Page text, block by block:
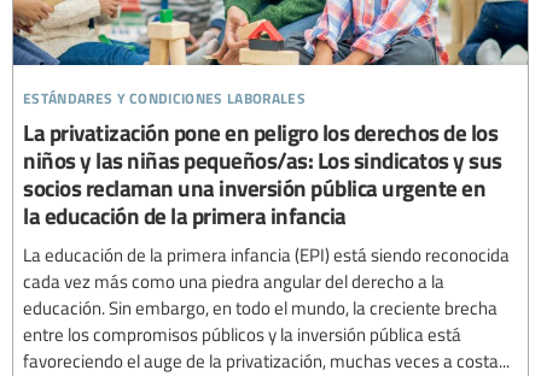
estándares y condiciones laborales
La privatización pone en peligro los derechos de los
niños y las niñas pequeños/as: Los sindicatos y sus
socios reclaman una inversión pública urgente en
la educación de la primera infancia
La educación de la primera infancia (EPI) está siendo reconocida
cada vez más como una piedra angular del derecho a la
educación. Sin embargo, en todo el mundo, la creciente brecha
entre los compromisos públicos y la inversión pública está
favoreciendo el auge de la privatización, muchas veces a costa...